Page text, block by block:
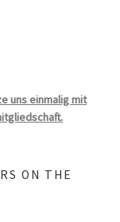
uns einmalig mit
ON THE